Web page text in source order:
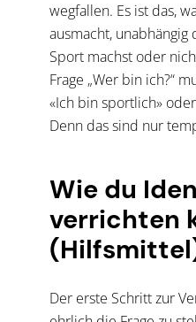
wegfallen. Es ist das,
ausmacht, unabhängig
Sport machst oder
Frage „Wer bin ich?“
«Ich bin sportlich»
Denn das sind nur
Wie du
verrichten
Der erste Schritt zur